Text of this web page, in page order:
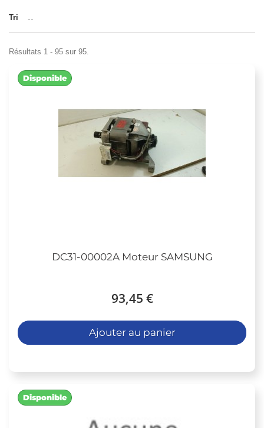
Tri --
Résultats 1 - 95 sur 95.
DC31-00002A Moteur SAMSUNG
93,45 €
Disponible
Ajouter au panier
Disponible